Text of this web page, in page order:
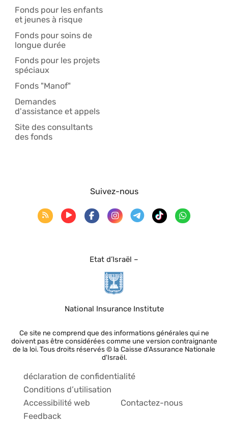
Fonds pour les enfants
et jeunes à risque
Fonds pour soins de
longue durée
Fonds pour les projets
spéciaux
Fonds "Manof"
Demandes
d'assistance et appels
Site des consultants
des fonds
Etat d’Israël –
National Insurance Institute
Ce site ne comprend que des informations générales qui ne
doivent pas être considérées comme une version contraignante
de la loi. Tous droits réservés © la Caisse d'Assurance Nationale
d'Israël.
Suivez-nous
déclaration de confidentialité
Conditions d’utilisation
Accessibilité web
Contactez-nous
Feedback